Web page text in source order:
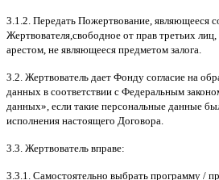
3.1.2. Передать Пожертвование являющееся
Жертвователя свободное от прав третьих лиц
арестом не являющееся предметом залога
3.2. Жертвователь дает Фонду согласие на
данных в соответствии с Федеральным
данных», если такие персональные данные
исполнения настоящего Договора
3.3. Жертвователь вправе:
3.3.1. Самостоятельно выбрать программу /